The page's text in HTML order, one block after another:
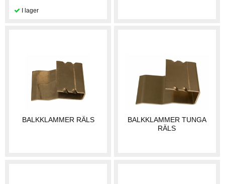
BALKKLAMMER RÄLS
BALKKLAMMER TUNGA
RÄLS